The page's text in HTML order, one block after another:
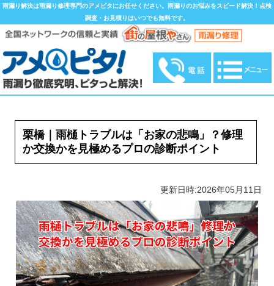
雨漏り解決は雨漏り修理専門のアメピタにお任せください。雨漏りのお悩みをスピード解決！点検
調査・お見積りはいつでも無料です。
栗橋｜雨樋トラブルは「お家の悲鳴」？修理
か交換かを見極めるプロの診断ポイント
更新日時:2026年05月11日